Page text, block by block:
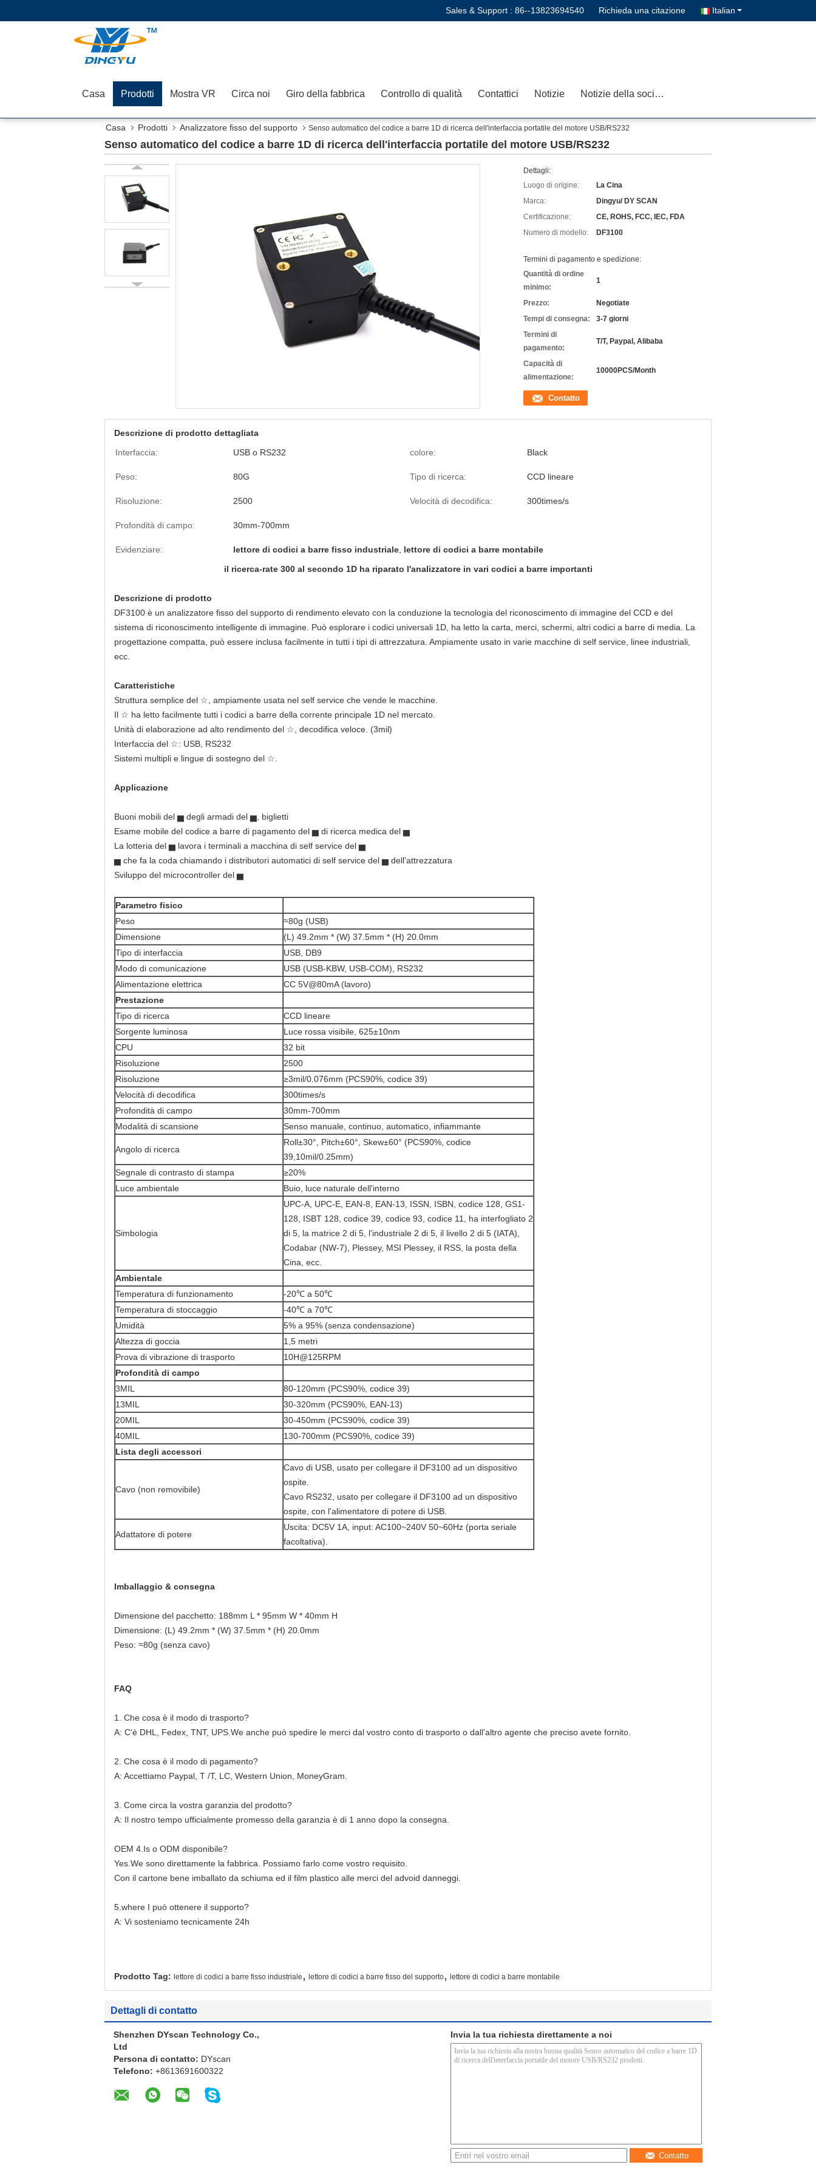
Sales & Support : 86--13823694540 Richieda una citazione Italian
Casa Prodotti Mostra VR Circa noi Giro della fabbrica Controllo di qualità Contattici Notizie Notizie della società
Casa Prodotti Analizzatore fisso del supporto Senso automatico del codice a barre 1D di ricerca dell'interfaccia portatile del motore USB/RS232
Senso automatico del codice a barre 1D di ricerca dell'interfaccia portatile del motore USB/RS232
Dettagli:
Luogo di origine:
La Cina
Marca:
Dingyu/ DY SCAN
Certificazione:
CE, ROHS, FCC, IEC, FDA
Numero di modello:
DF3100
Termini di pagamento e spedizione:
Quantità di ordine
minimo:
1
Prezzo:
Negotiate
Tempi di consegna:
3-7 giorni
Termini di
pagamento:
T/T, Paypal, Alibaba
Capacità di
alimentazione:
10000PCS/Month
Contatto
Descrizione di prodotto dettagliata
Interfaccia:
USB o RS232 colore: Black
Peso: 80G Tipo di ricerca: CCD lineare
Risoluzione: 2500 Velocità di decodifica: 300times/s
Profondità di campo: 30mm-700mm
Evidenziare: lettore di codici a barre fisso industriale lettore di codici a barre montabile
il ricerca-rate 300 al secondo 1D ha riparato l'analizzatore in vari codici a barre importanti
Descrizione di prodotto
DF3100 è un analizzatore fisso del supporto di rendimento elevato con la conduzione la tecnologia del riconoscimento di immagine del CCD e del
sistema di riconoscimento intelligente di immagine. Può esplorare i codici universali 1D, ha letto la carta, merci, schermi, altri codici a barre di media. La
progettazione compatta, può essere inclusa facilmente in tutti i tipi di attrezzatura. Ampiamente usato in varie macchine di self service, linee industriali,
ecc.
Caratteristiche
Struttura semplice del ☆, ampiamente usata nel self service che vende le macchine.
Il ☆ ha letto facilmente tutti i codici a barre della corrente principale 1D nel mercato.
Unità di elaborazione ad alto rendimento del ☆, decodifica veloce. (3mil)
Interfaccia del ☆: USB, RS232
Sistemi multipli e lingue di sostegno del ☆.
Applicazione
Buoni mobili del ▅ degli armadi del ▅, biglietti
Esame mobile del codice a barre di pagamento del ▅ di ricerca medica del ▅
La lotteria del ▅ lavora i terminali a macchina di self service del ▅
▅ che fa la coda chiamando i distributori automatici di self service del ▅ dell'attrezzatura
Sviluppo del microcontroller del ▅
Parametro fisico
Peso
≈80g (USB)
Dimensione
(L) 49.2mm * (W) 37.5mm * (H) 20.0mm
Tipo di interfaccia
USB, DB9
Modo di comunicazione
USB (USB-KBW, USB-COM), RS232
Alimentazione elettrica
CC 5V@80mA (lavoro)
Prestazione
Tipo di ricerca
CCD lineare
Sorgente luminosa
Luce rossa visibile, 625±10nm
CPU
32 bit
Risoluzione
2500
Risoluzione
≥3mil/0.076mm (PCS90%, codice 39)
Velocità di decodifica
300times/s
Profondità di campo
30mm-700mm
Modalità di scansione
Senso manuale, continuo, automatico, infiammante
Angolo di ricerca
Roll±30°, Pitch±60°, Skew±60° (PCS90%, codice
39,10mil/0.25mm)
Segnale di contrasto di stampa
≥20%
Luce ambientale
Buio, luce naturale dell'interno
Simbologia
UPC-A, UPC-E, EAN-8, EAN-13, ISSN, ISBN, codice 128, GS1-
128, ISBT 128, codice 39, codice 93, codice 11, ha interfogliato 2
di 5, la matrice 2 di 5, l'industriale 2 di 5, il livello 2 di 5 (IATA),
Codabar (NW-7), Plessey, MSI Plessey, il RSS, la posta della
Cina, ecc.
Ambientale
Temperatura di funzionamento
-20℃ a 50℃
Temperatura di stoccaggio
-40℃ a 70℃
Umidità
5% a 95% (senza condensazione)
Altezza di goccia
1,5 metri
Prova di vibrazione di trasporto
10H@125RPM
Profondità di campo
3MIL
80-120mm (PCS90%, codice 39)
13MIL
30-320mm (PCS90%, EAN-13)
20MIL
30-450mm (PCS90%, codice 39)
40MIL
130-700mm (PCS90%, codice 39)
Lista degli accessori
Cavo (non removibile)
Cavo di USB, usato per collegare il DF3100 ad un dispositivo
ospite.
Cavo RS232, usato per collegare il DF3100 ad un dispositivo
ospite, con l'alimentatore di potere di USB.
Adattatore di potere
Uscita: DC5V 1A, input: AC100~240V 50~60Hz (porta seriale
facoltativa).
Imballaggio & consegna
Dimensione del pacchetto: 188mm L * 95mm W * 40mm H
Dimensione: (L) 49.2mm * (W) 37.5mm * (H) 20.0mm
Peso: ≈80g (senza cavo)
FAQ
1. Che cosa è il modo di trasporto?
A: C'è DHL, Fedex, TNT, UPS.We anche può spedire le merci dal vostro conto di trasporto o dall'altro agente che preciso avete fornito.
2. Che cosa è il modo di pagamento?
A: Accettiamo Paypal, T /T, LC, Western Union, MoneyGram.
3. Come circa la vostra garanzia del prodotto?
A: Il nostro tempo ufficialmente promesso della garanzia è di 1 anno dopo la consegna.
OEM 4.Is o ODM disponibile?
Yes.We sono direttamente la fabbrica. Possiamo farlo come vostro requisito.
Con il cartone bene imballato da schiuma ed il film plastico alle merci del advoid danneggi.
5.where I può ottenere il supporto?
A: Vi sosteniamo tecnicamente 24h
Prodotto Tag: lettore di codici a barre fisso industriale , lettore di codici a barre fisso del supporto, lettore di codici a barre montabile
Dettagli di contatto
Shenzhen DYscan Technology Co.,
Ltd
Persona di contatto: DYscan
Telefono: +8613691600322
Invia la tua richiesta direttamente a noi
Contatto